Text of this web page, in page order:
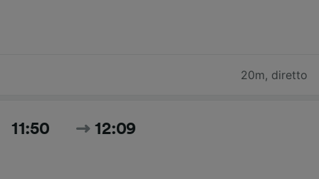
20m, diretto
11:50 12:09